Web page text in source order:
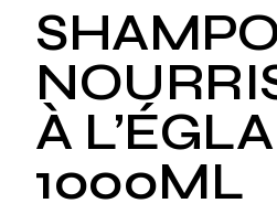
À
1000ML